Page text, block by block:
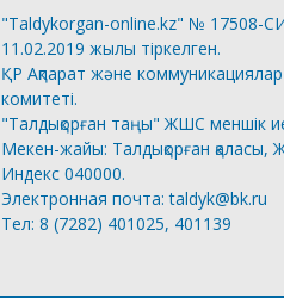
"Taldykorgan-online.kz" № 17508-
11.02.2019 жылы тіркелген.
ҚР Ақпарат және коммуникациялар
комитеті.
"Талдықорған таңы" ЖШС меншік
Мекен-жайы: Талдықорған қаласы,
Индекс 040000.
Электронная почта: taldyk@bk.ru
Тел: 8 (7282) 401025, 401139